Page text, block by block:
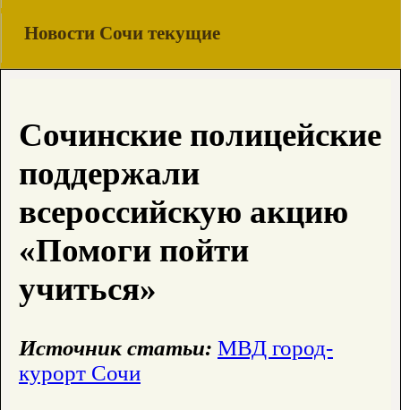
Новости Сочи текущие
Сочинские полицейские
поддержали
всероссийскую акцию
«Помоги пойти
учиться»
Источник статьи: МВД город-
курорт Сочи